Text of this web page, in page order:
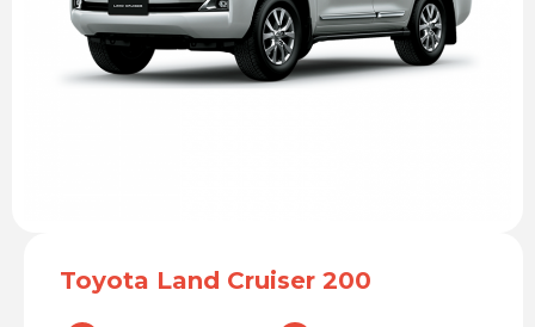
Toyota Land Cruiser 200